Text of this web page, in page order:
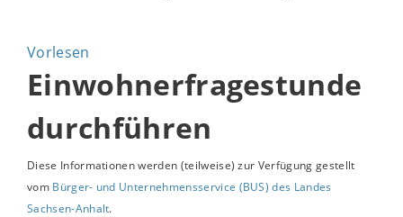
Vorlesen
Einwohnerfragestunde
durchführen
Diese Informationen werden (teilweise) zur Verfügung gestellt
vom Bürger- und Unternehmensservice (BUS) des Landes
Sachsen-Anhalt.